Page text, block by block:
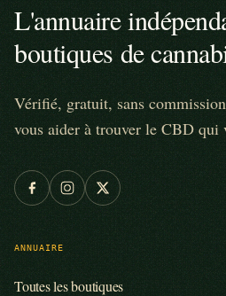
L'annuaire
boutiques de
Vérifié, gratuit, sans
vous aider à trouver le CBD qui
ANNUAIRE
Toutes les boutiques